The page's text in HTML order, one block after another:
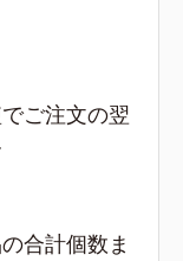
ご注文の翌
合計個数ま